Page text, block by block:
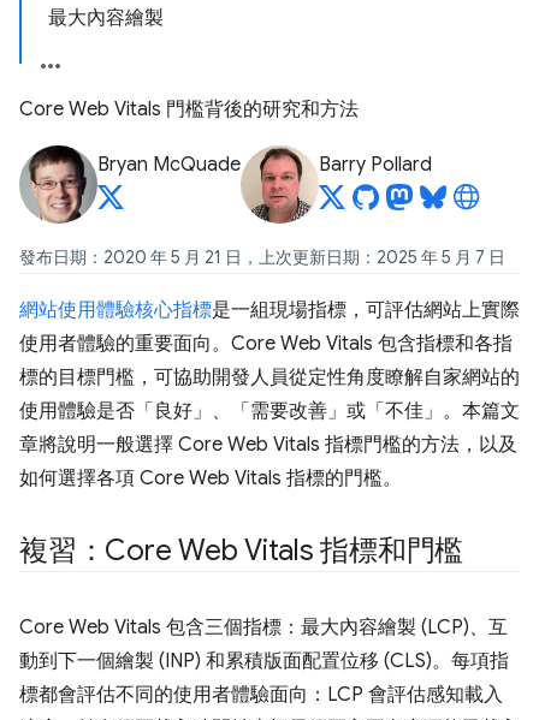
最大內容繪製
Core Web Vitals 門檻背後的研究和方法
Bryan McQuade Barry Pollard
發布日期：2020 年 5 月 21 日，上次更新日期：2025 年 5 月 7 日
網站使用體驗核心指標是一組現場指標，可評估網站上實際
使用者體驗的重要面向。Core Web Vitals 包含指標和各指
標的目標門檻，可協助開發人員從定性角度瞭解自家網站的
使用體驗是否「良好」、「需要改善」或「不佳」。本篇文
章將說明一般選擇 Core Web Vitals 指標門檻的方法，以及
如何選擇各項 Core Web Vitals 指標的門檻。
複習：Core Web Vitals 指標和門檻
Core Web Vitals 包含三個指標：最大內容繪製 (LCP)、互
動到下一個繪製 (INP) 和累積版面配置位移 (CLS)。每項指
標都會評估不同的使用者體驗面向：LCP 會評估感知載入